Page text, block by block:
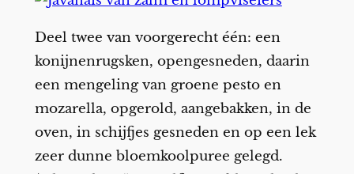
Deel twee van voorgerecht één: een
konijnenrugsken, opengesneden, daarin
een mengeling van groene pesto en
mozarella, opgerold, aangebakken, in de
oven, in schijfjes gesneden en op een lek
zeer dunne bloemkoolpuree gelegd.